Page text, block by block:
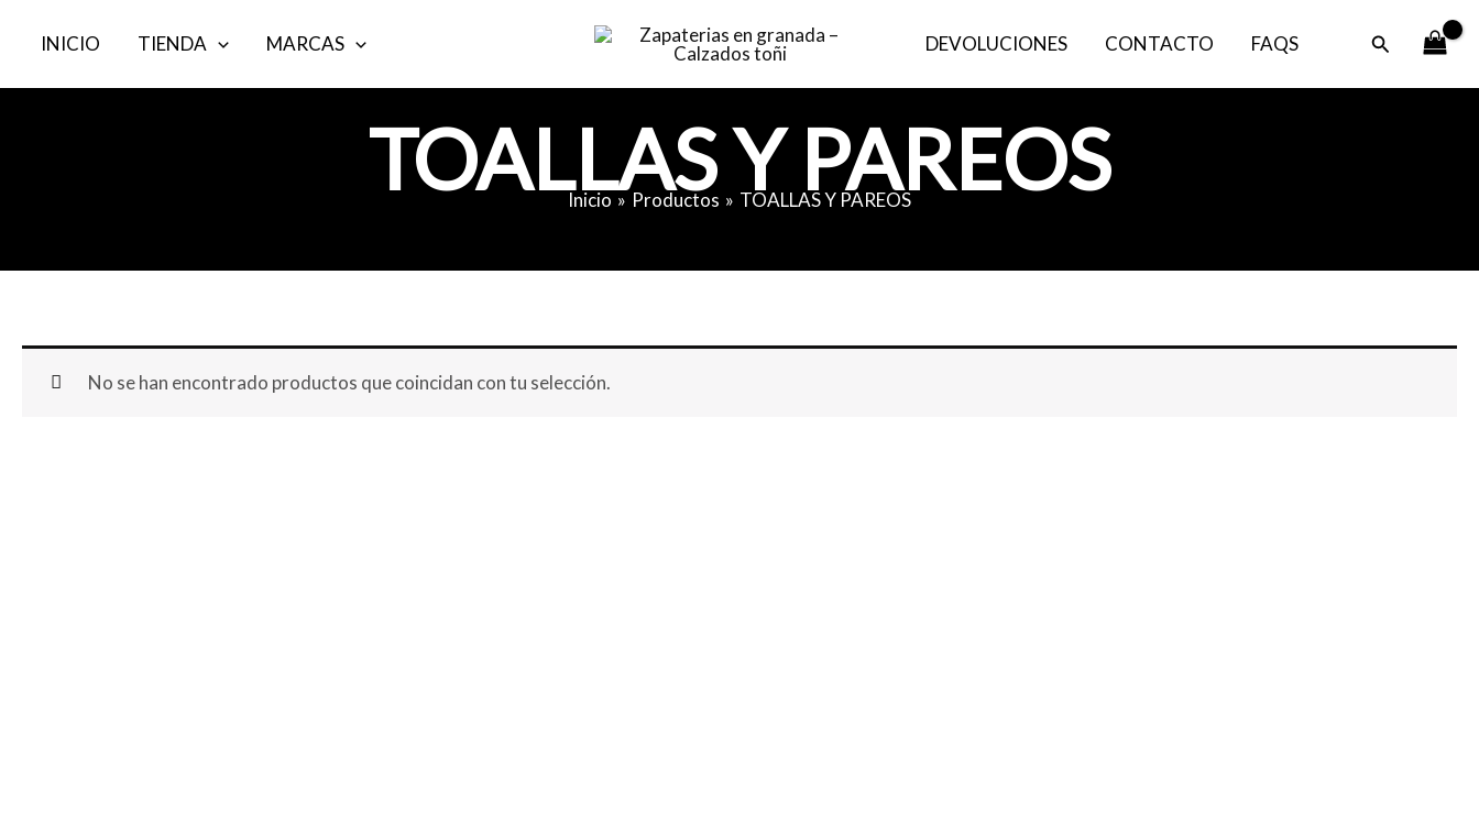
INICIO TIENDA MARCAS DEVOLUCIONES CONTACTO FAQS Buscar
TOALLAS Y PAREOS
Inicio Productos TOALLAS Y PAREOS
No se han encontrado productos que coincidan con tu selección.